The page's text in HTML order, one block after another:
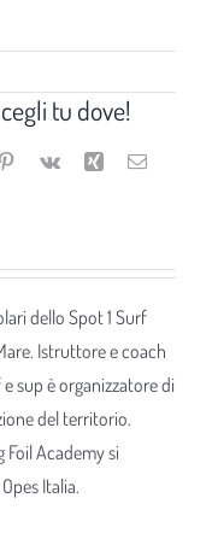
tu dove!
Pinterest
Vk Xing Email
dello Spot 1 Surf
Istruttore e coach
sup è organizzatore di
del territorio.
Foil Academy si
Italia.